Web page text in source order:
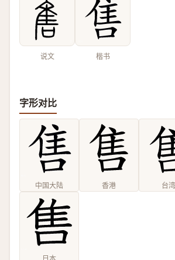
说文 楷书
字形对比
中国大陆 香港 台湾